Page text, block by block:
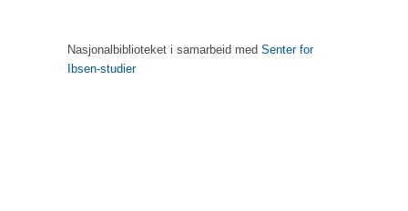
Nasjonalbiblioteket i samarbeid med Senter for
Ibsen-studier